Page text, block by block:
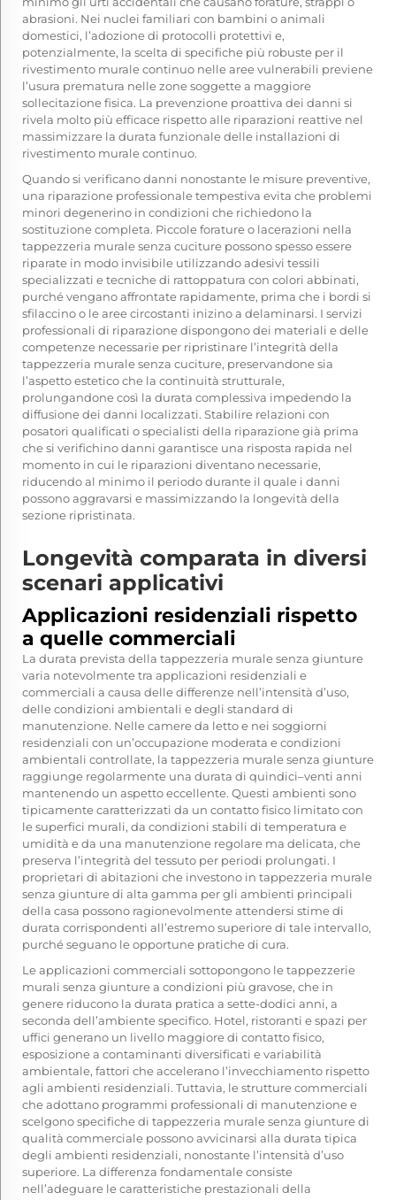
abrasioni. Nei nuclei familiari con bambini o animali
domestici, l’adozione di protocolli protettivi e,
potenzialmente, la scelta di specifiche più robuste per il
rivestimento murale continuo nelle aree vulnerabili previene
l’usura prematura nelle zone soggette a maggiore
sollecitazione fisica. La prevenzione proattiva dei danni si
rivela molto più efficace rispetto alle riparazioni reattive nel
massimizzare la durata funzionale delle installazioni di
rivestimento murale continuo.
Quando si verificano danni nonostante le misure preventive,
una riparazione professionale tempestiva evita che problemi
minori degenerino in condizioni che richiedono la
sostituzione completa. Piccole forature o lacerazioni nella
tappezzeria murale senza cuciture possono spesso essere
riparate in modo invisibile utilizzando adesivi tessili
specializzati e tecniche di rattoppatura con colori abbinati,
purché vengano affrontate rapidamente, prima che i bordi si
sfilaccino o le aree circostanti inizino a delaminarsi. I servizi
professionali di riparazione dispongono dei materiali e delle
competenze necessarie per ripristinare l’integrità della
tappezzeria murale senza cuciture, preservandone sia
l’aspetto estetico che la continuità strutturale,
prolungandone così la durata complessiva impedendo la
diffusione dei danni localizzati. Stabilire relazioni con
posatori qualificati o specialisti della riparazione già prima
che si verifichino danni garantisce una risposta rapida nel
momento in cui le riparazioni diventano necessarie,
riducendo al minimo il periodo durante il quale i danni
possono aggravarsi e massimizzando la longevità della
sezione ripristinata.
Longevità comparata in diversi
scenari applicativi
Applicazioni residenziali rispetto
a quelle commerciali
La durata prevista della tappezzeria murale senza giunture
varia notevolmente tra applicazioni residenziali e
commerciali a causa delle differenze nell’intensità d’uso,
delle condizioni ambientali e degli standard di
manutenzione. Nelle camere da letto e nei soggiorni
residenziali con un’occupazione moderata e condizioni
ambientali controllate, la tappezzeria murale senza giunture
raggiunge regolarmente una durata di quindici–venti anni
mantenendo un aspetto eccellente. Questi ambienti sono
tipicamente caratterizzati da un contatto fisico limitato con
le superfici murali, da condizioni stabili di temperatura e
umidità e da una manutenzione regolare ma delicata, che
preserva l’integrità del tessuto per periodi prolungati. I
proprietari di abitazioni che investono in tappezzeria murale
senza giunture di alta gamma per gli ambienti principali
della casa possono ragionevolmente attendersi stime di
durata corrispondenti all’estremo superiore di tale intervallo,
purché seguano le opportune pratiche di cura.
Le applicazioni commerciali sottopongono le tappezzerie
murali senza giunture a condizioni più gravose, che in
genere riducono la durata pratica a sette-dodici anni, a
seconda dell’ambiente specifico. Hotel, ristoranti e spazi per
uffici generano un livello maggiore di contatto fisico,
esposizione a contaminanti diversificati e variabilità
ambientale, fattori che accelerano l’invecchiamento rispetto
agli ambienti residenziali. Tuttavia, le strutture commerciali
che adottano programmi professionali di manutenzione e
scelgono specifiche di tappezzeria murale senza giunture di
qualità commerciale possono avvicinarsi alla durata tipica
degli ambienti residenziali, nonostante l’intensità d’uso
superiore. La differenza fondamentale consiste
nell’adeguare le caratteristiche prestazionali della